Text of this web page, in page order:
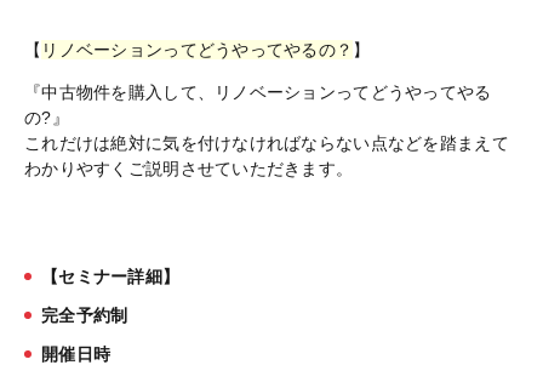
【 リノベーションってどうやってやるの？ 】
『中古物件を購入して、リノベーションってどうやってやる
の?』
これだけは絶対に気を付けなければならない点などを踏まえて
わかりやすくご説明させていただきます。
【セミナー詳細】
完全予約制
開催日時